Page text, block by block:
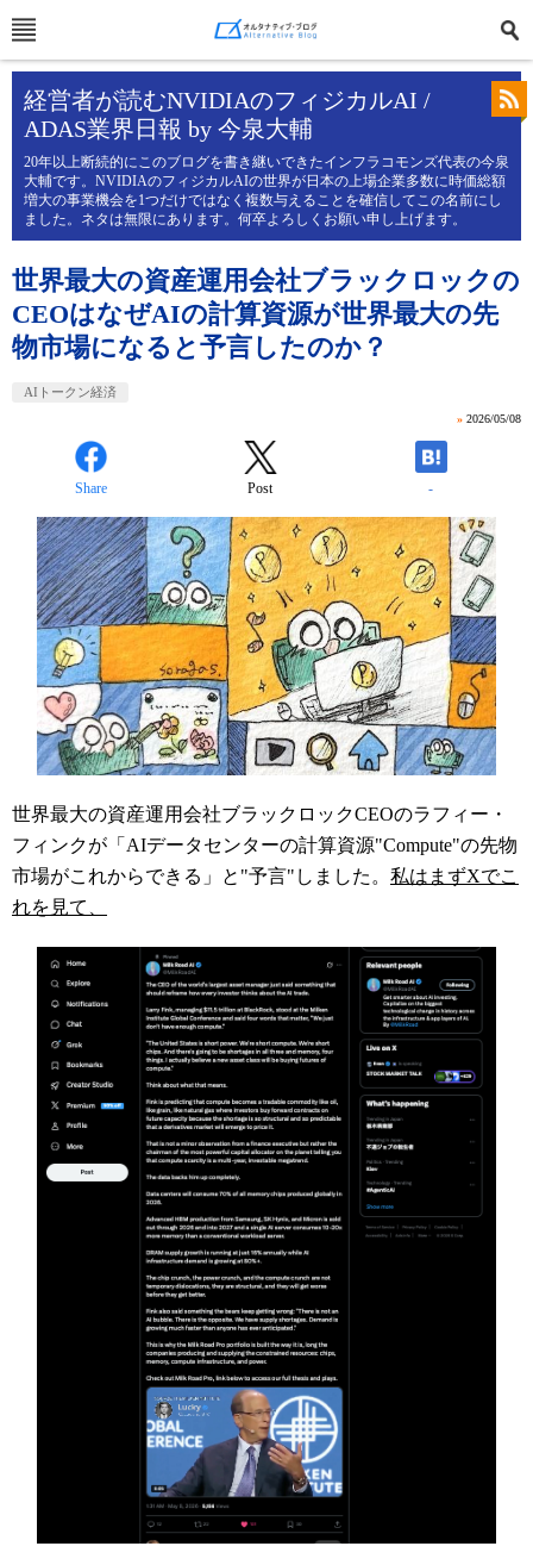
経営者が読むNVIDIAのフィジカルAI /
ADAS業界日報 by 今泉大輔
20年以上断続的にこのブログを書き継いできたインフラコモンズ代表の今泉
大輔です。NVIDIAのフィジカルAIの世界が日本の上場企業多数に時価総額
増大の事業機会を1つだけではなく複数与えることを確信してこの名前にし
ました。ネタは無限にあります。何卒よろしくお願い申し上げます。
世界最大の資産運用会社ブラックロックの
CEOはなぜAIの計算資源が世界最大の先
物市場になると予言したのか？
AIトークン経済
» 2026/05/08
Share Post -
世界最大の資産運用会社ブラックロックCEOのラフィー・
フィンクが「AIデータセンターの計算資源"Compute"の先物
市場がこれからできる」と"予言"しました。 私はまずXでこ
れを見て、